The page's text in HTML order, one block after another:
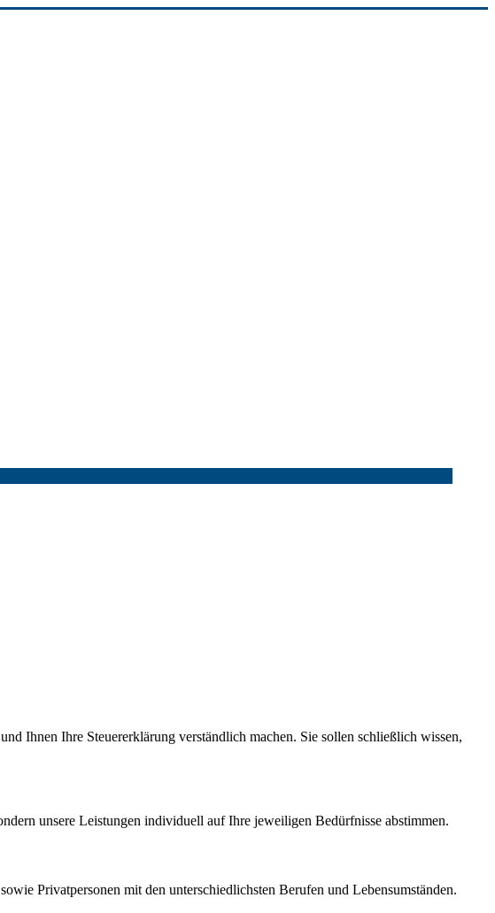
Ihnen Ihre Steuererklärung verständlich machen. Sie sollen schließlich wissen,
unsere Leistungen individuell auf Ihre jeweiligen Bedürfnisse abstimmen.
Privatpersonen mit den unterschiedlichsten Berufen und Lebensumständen.